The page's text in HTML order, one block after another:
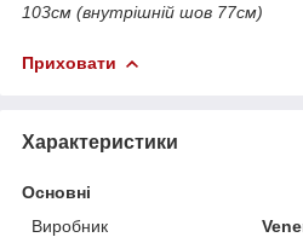
103см (внутрішній шов 77см)
Приховати
Характеристики
Основні
Виробник